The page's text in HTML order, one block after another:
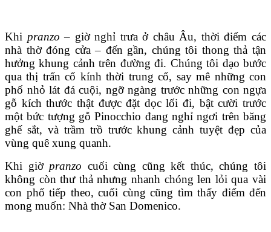
Khi pranzo – giờ nghỉ trưa ở châu Âu, thời điểm các
nhà thờ đóng cửa – đến gần, chúng tôi thong thả tận
hưởng khung cảnh trên đường đi. Chúng tôi dạo bước
qua thị trấn cổ kính thời trung cổ, say mê những con
phố nhỏ lát đá cuội, ngỡ ngàng trước những con ngựa
gỗ kích thước thật được đặt dọc lối đi, bật cười trước
một bức tượng gỗ Pinocchio đang nghỉ ngơi trên băng
ghế sắt, và trầm trồ trước khung cảnh tuyệt đẹp của
vùng quê xung quanh.
Khi giờ pranzo cuối cùng cũng kết thúc, chúng tôi
không còn thư thả nhưng nhanh chóng len lỏi qua vài
con phố tiếp theo, cuối cùng cũng tìm thấy điểm đến
mong muốn: Nhà thờ San Domenico.